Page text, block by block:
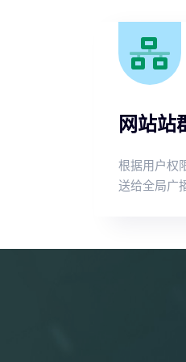
网站站
根据用户权
送给全局广